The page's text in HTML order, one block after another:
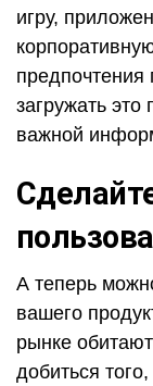
игру,
предпочтения
загружать
важной
А теперь
вашего
рынке
добиться